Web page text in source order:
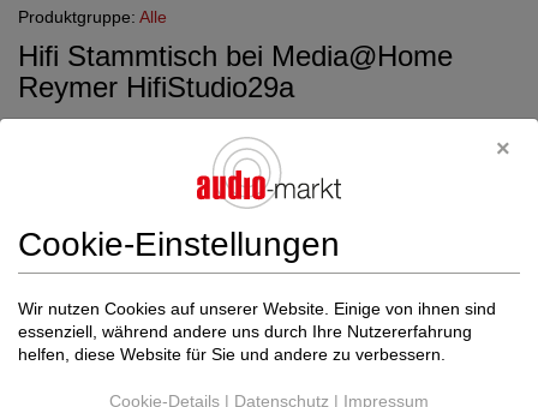
Produktgruppe: Alle
Hifi Stammtisch bei Media@Home
Reymer HifiStudio29a
Cookie-Einstellungen
Wir nutzen Cookies auf unserer Website. Einige von ihnen sind
essenziell, während andere uns durch Ihre Nutzererfahrung
helfen, diese Website für Sie und andere zu verbessern.
Cookie-Details | Datenschutz | Impressum